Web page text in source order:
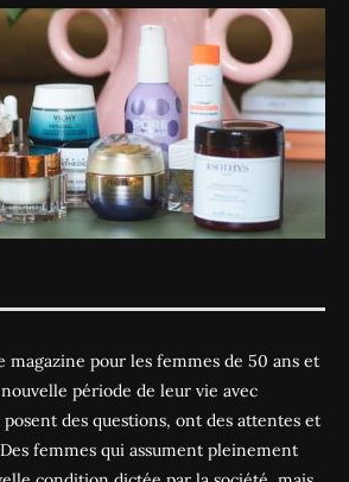
magazine pour les femmes de 50 ans et
période de leur vie avec
des questions, ont des attentes et
femmes qui assument pleinement